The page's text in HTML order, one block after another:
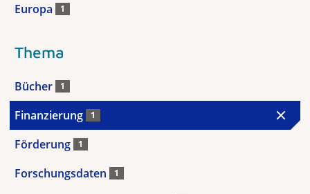
Europa 1
Thema
Bücher 1
Finanzierung 1
Förderung 1
Forschungsdaten 1